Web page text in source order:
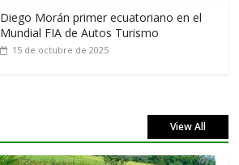
Diego Morán primer ecuatoriano en el
Mundial FIA de Autos Turismo
15 de octubre de 2025
View All